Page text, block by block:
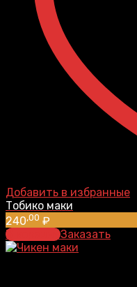
Добавить в избранные
Тобико маки
240,00 ₽
В корзинуЗаказать